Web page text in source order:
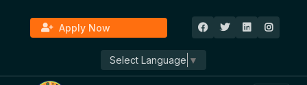
Apply Now
Select Language ▼